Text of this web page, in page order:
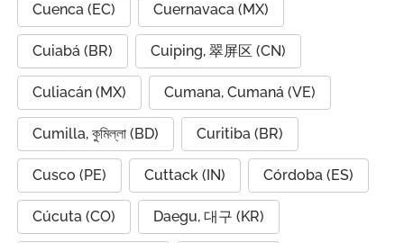
Cuenca (EC) Cuernavaca (MX)
Cuiabá (BR) Cuiping, 翠屏区 (CN)
Culiacán (MX) Cumana, Cumaná (VE)
Cumilla, কুমিল্লা (BD) Curitiba (BR)
Cusco (PE) Cuttack (IN) Córdoba (ES)
Cúcuta (CO) Daegu, 대구 (KR)